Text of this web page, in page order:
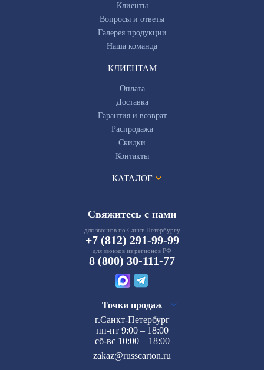
Клиенты
Вопросы и ответы
Галерея продукции
Наша команда
КЛИЕНТАМ
Оплата
Доставка
Гарантия и возврат
Распродажа
Скидки
Контакты
КАТАЛОГ
Свяжитесь с нами
для звонков по Санкт-Петербургу
+7 (812) 291-99-99
для звонков из регионов РФ
8 (800) 30-111-77
Точки продаж
г.Санкт-Петербург
пн-пт 9:00 – 18:00
сб-вс 10:00 – 18:00
zakaz@russcarton.ru